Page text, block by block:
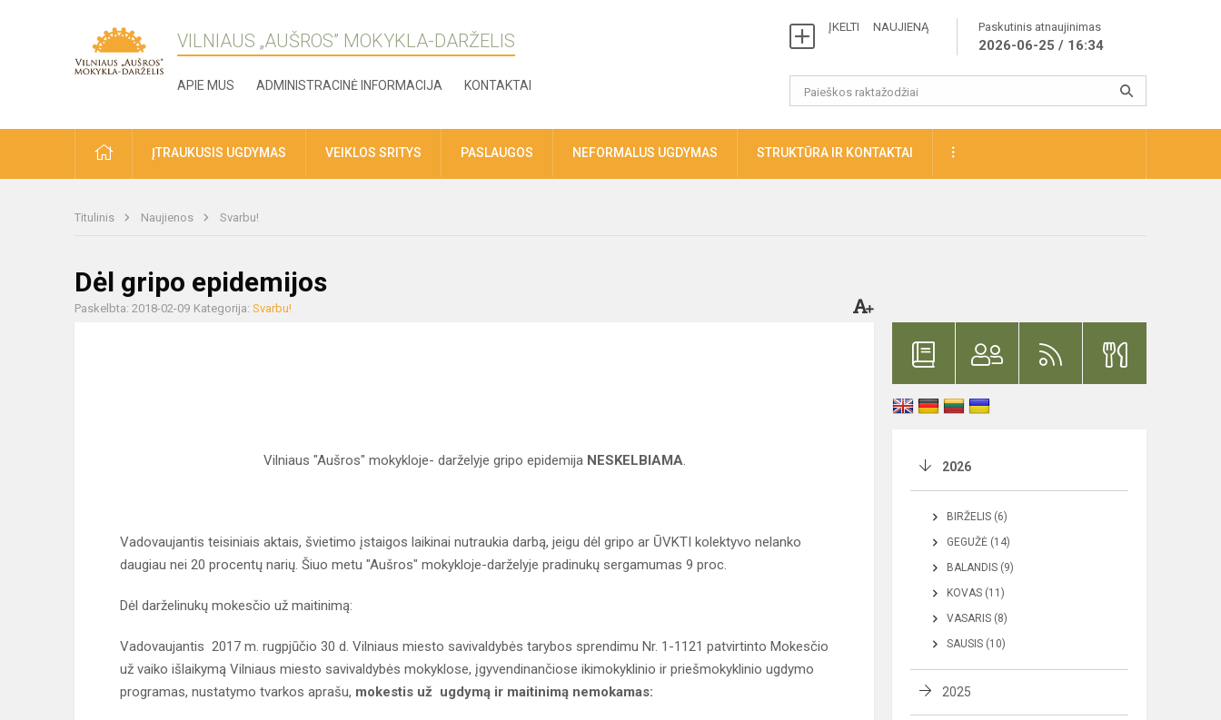
VILNIAUS „AUŠROS” MOKYKLA-DARŽELIS
APIE MUS ADMINISTRACINĖ INFORMACIJA KONTAKTAI
ĮKELTI NAUJIENĄ Paskutinis atnaujinimas
2026-06-25 / 16:34
ĮTRAUKUSIS UGDYMAS VEIKLOS SRITYS PASLAUGOS NEFORMALUS UGDYMAS STRUKTŪRA IR KONTAKTAI
Titulinis Naujienos Svarbu!
Dėl gripo epidemijos
Paskelbta: 2018-02-09 Kategorija: Svarbu!
Vilniaus "Aušros" mokykloje- darželyje gripo epidemija NESKELBIAMA.
Vadovaujantis teisiniais aktais, švietimo įstaigos laikinai nutraukia darbą, jeigu dėl gripo ar ŪVKTI kolektyvo nelanko
daugiau nei 20 procentų narių. Šiuo metu "Aušros" mokykloje-darželyje pradinukų sergamumas 9 proc.
Dėl darželinukų mokesčio už maitinimą:
Vadovaujantis 2017 m. rugpjūčio 30 d. Vilniaus miesto savivaldybės tarybos sprendimu Nr. 1-1121 patvirtinto Mokesčio
už vaiko išlaikymą Vilniaus miesto savivaldybės mokyklose, įgyvendinančiose ikimokyklinio ir priešmokyklinio ugdymo
programas, nustatymo tvarkos aprašu, mokestis už ugdymą ir maitinimą nemokamas:
2026
BIRŽELIS (6)
GEGUŽĖ (14)
BALANDIS (9)
KOVAS (11)
VASARIS (8)
SAUSIS (10)
2025